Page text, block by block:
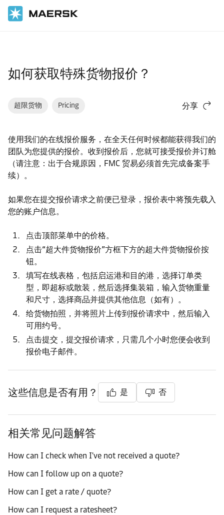
如何获取特殊货物报价？
超限货物 Pricing 分享
使用我们的在线报价服务，在全天任何时候都能获得我们的
团队为您提供的报价。收到报价后，您就可接受报价并订舱
（请注意：出于合规原因，FMC 贸易必须首先完成备案手
续）。
如果您在提交报价请求之前便已登录，报价表中将预先载入
您的账户信息。
点击顶部菜单中的价格。
点击“超大件货物报价”方框下方的超大件货物报价按
钮。
填写在线表格，包括启运港和目的港，选择订单类
型，即超标或散装 ，然后选择集装箱，输入货物重量
和尺寸，选择商品并提供其他信息（如有）。
给货物拍照，并将照片上传到报价请求中，然后输入
可用约号。
点击提交 ，提交报价请求，只需几个小时您便会收到
报价电子邮件。
这些信息是否有用？ 是 否
相关常见问题解答
How can I check when I've not received a quote?
How can I follow up on a quote?
How can I get a rate / quote?
How can I request a ratesheet?